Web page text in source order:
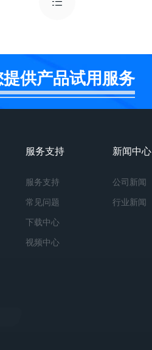
供产品试用服务
服务支持
服务支持
常见问题
下载中心
视频中心
新闻中心
公司新闻
行业新闻